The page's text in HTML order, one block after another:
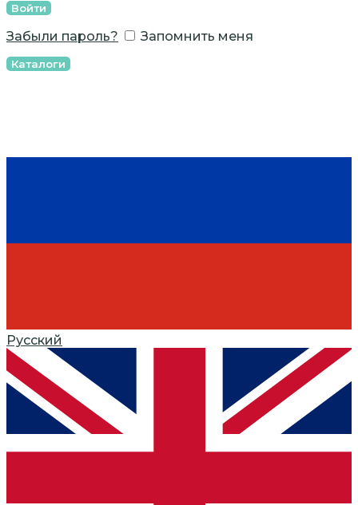
Войти
Забыли пароль? Запомнить меня
Каталоги
Русский